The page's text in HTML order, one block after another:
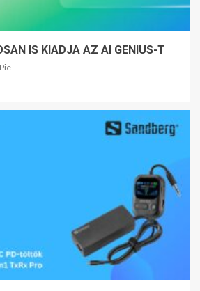
IS KIADJA AZ AI GENIUS-T